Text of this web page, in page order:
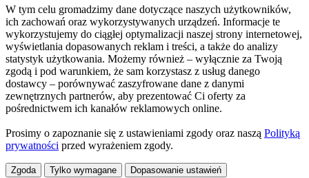
W tym celu gromadzimy dane dotyczące naszych użytkowników,
ich zachowań oraz wykorzystywanych urządzeń. Informacje te
wykorzystujemy do ciągłej optymalizacji naszej strony internetowej,
wyświetlania dopasowanych reklam i treści, a także do analizy
statystyk użytkowania. Możemy również – wyłącznie za Twoją
zgodą i pod warunkiem, że sam korzystasz z usług danego
dostawcy – porównywać zaszyfrowane dane z danymi
zewnętrznych partnerów, aby prezentować Ci oferty za
pośrednictwem ich kanałów reklamowych online.
Prosimy o zapoznanie się z ustawieniami zgody oraz naszą Polityką
prywatności przed wyrażeniem zgody.
Zgoda Tylko wymagane Dopasowanie ustawień